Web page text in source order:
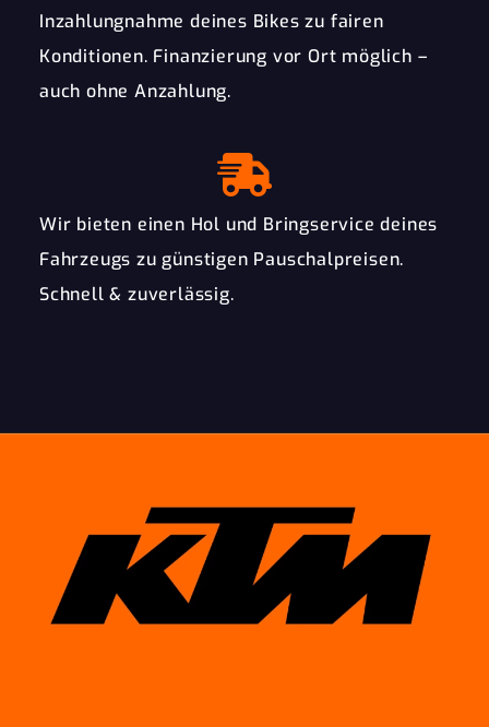
Inzahlungnahme deines Bikes zu fairen
Konditionen. Finanzierung vor Ort möglich –
auch ohne Anzahlung.
Wir bieten einen Hol und Bringservice deines
Fahrzeugs zu günstigen Pauschalpreisen.
Schnell & zuverlässig.